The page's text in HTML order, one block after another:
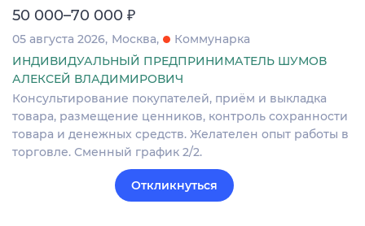
50 000–70 000 ₽
05 августа 2026 Москва
Коммунарка
ИНДИВИДУАЛЬНЫЙ ПРЕДПРИНИМАТЕЛЬ ШУМОВ
АЛЕКСЕЙ ВЛАДИМИРОВИЧ
Консультирование покупателей, приём и выкладка
товара, размещение ценников, контроль сохранности
товара и денежных средств. Желателен опыт работы в
торговле. Сменный график 2/2.
Откликнуться